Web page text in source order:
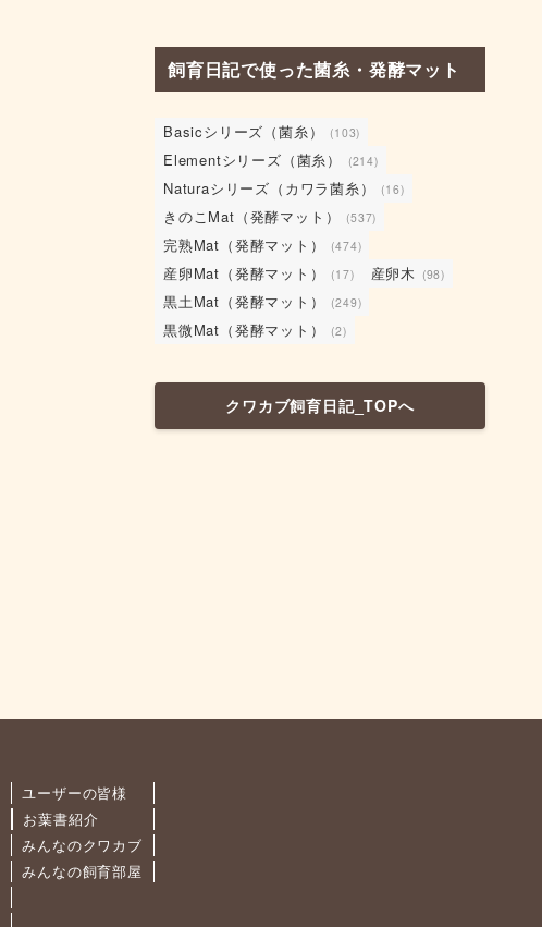
飼育日記で使った菌糸・発酵マット
Basicシリーズ（菌糸） (103)
Elementシリーズ（菌糸） (214)
Naturaシリーズ（カワラ菌糸） (16)
きのこMat（発酵マット） (537)
完熟Mat（発酵マット） (474)
産卵Mat（発酵マット） (17) 産卵木 (98)
黒土Mat（発酵マット） (249)
黒微Mat（発酵マット） (2)
クワカブ飼育日記_TOPへ
ユーザーの皆様
お葉書紹介
みんなのクワカブ
みんなの飼育部屋